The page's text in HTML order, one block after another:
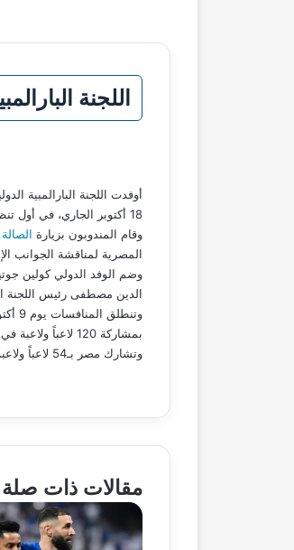
اللجنة
18 أكتوبر الجاري، في أول تنظيم للبطولة بالقارة الأفريقية.
وقام المندوبون بزيارة
المصرية لمناقشة الجوانب
وضم الوفد الدولي كولين
الدين مصطفى رئيس اللجنة
بمشاركة 120 لاعباً ولاعبة في فئة الناشئين، و529 لاعباً ولاعبة في فئة الكبار يمثلون 71 دولة.
وتشارك مصر بـ54 لاعباً ولاعبة، منهم 21 في منافسات الناشئين والناشئات، و33 في منافسات الكبار.
مقالات ذات صلة